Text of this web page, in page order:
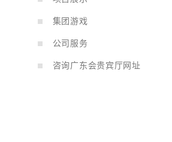
集团游戏
公司服务
咨询广东会贵宾厅网址